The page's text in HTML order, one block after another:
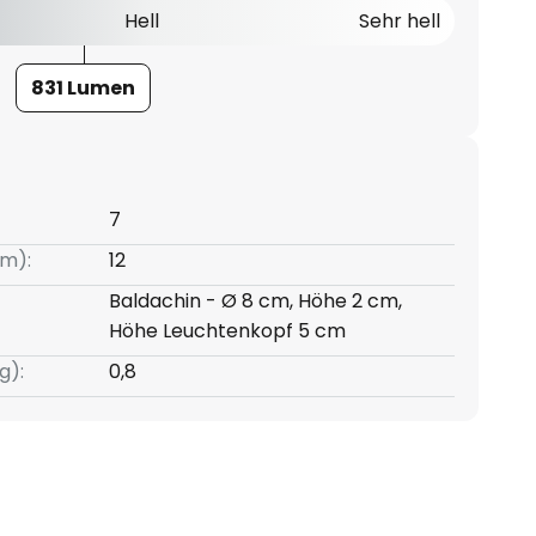
Hell Sehr hell
831 Lumen
7
12
Baldachin - Ø 8 cm, Höhe 2 cm,
Höhe Leuchtenkopf 5 cm
0,8